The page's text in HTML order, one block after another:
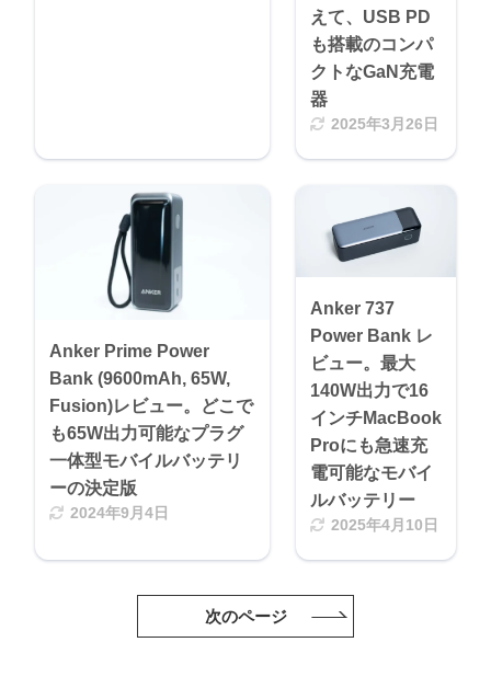
えて、USB PD
も搭載のコンパ
クトなGaN充電
器
2025年3月26日
Anker Prime Power
Bank (9600mAh, 65W,
Fusion)レビュー。どこで
も65W出力可能なプラグ
一体型モバイルバッテリ
ーの決定版
2024年9月4日
Anker 737
Power Bank レ
ビュー。最大
140W出力で16
インチMacBook
Proにも急速充
電可能なモバイ
ルバッテリー
2025年4月10日
次のページ